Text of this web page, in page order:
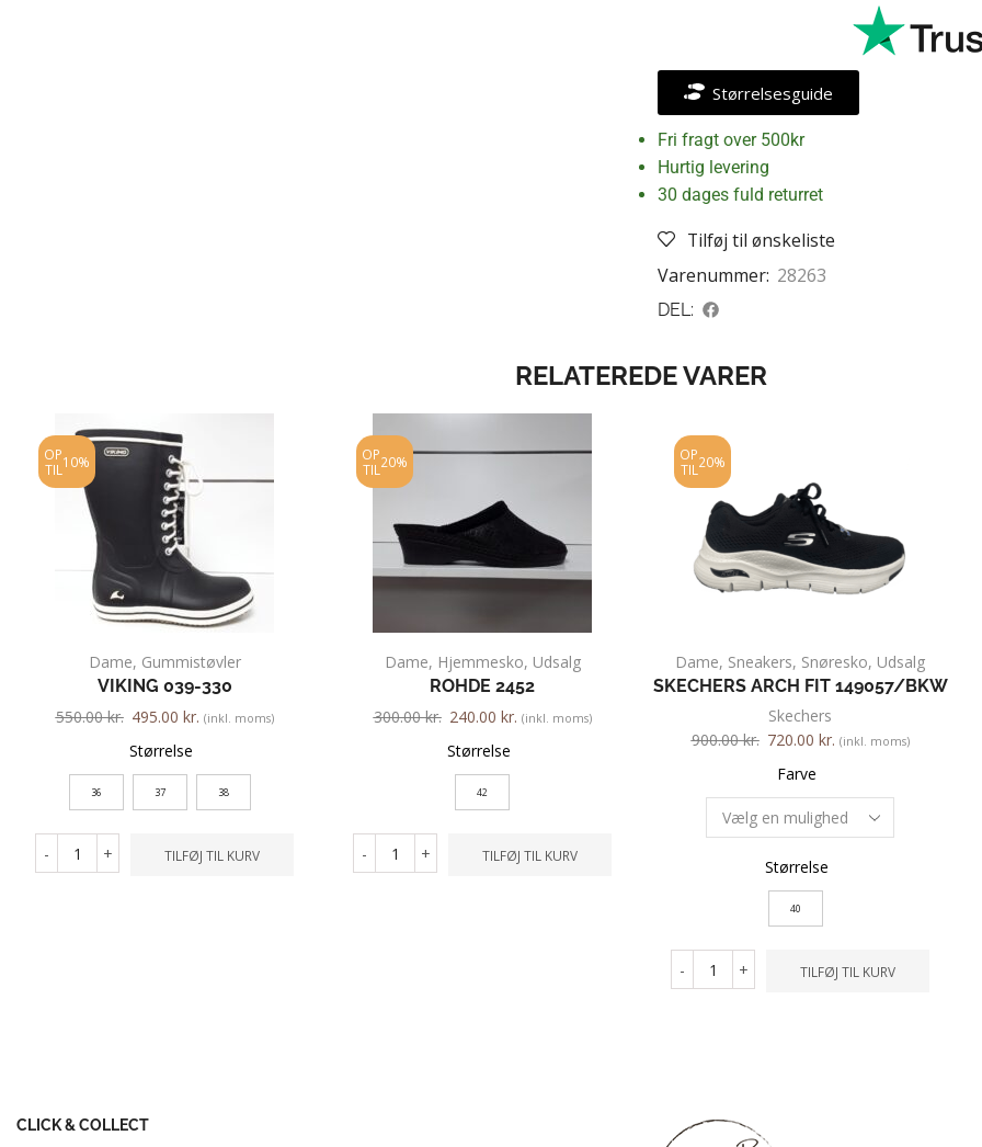
Størrelsesguide
Fri fragt over 500kr
Hurtig levering
30 dages fuld returret
Tilføj til ønskeliste
Varenummer: 28263
DEL:
RELATEREDE VARER
OP
TIL 10%
Dame, Gummistøvler
VIKING 039-330
550.00kr. 495.00 kr. (inkl. moms)
Størrelse
36 37 38
- + TILFØJ TIL KURV
OP
TIL 20%
Dame, Hjemmesko, Udsalg
ROHDE 2452
300.00kr. 240.00 kr. (inkl. moms)
Størrelse
42
- + TILFØJ TIL KURV
OP
TIL 20%
Dame, Sneakers, Snøresko, Udsalg
SKECHERS ARCH FIT 149057/BKW
Skechers
900.00kr. 720.00 kr. (inkl. moms)
Farve
Størrelse
40
- + TILFØJ TIL KURV
CLICK & COLLECT